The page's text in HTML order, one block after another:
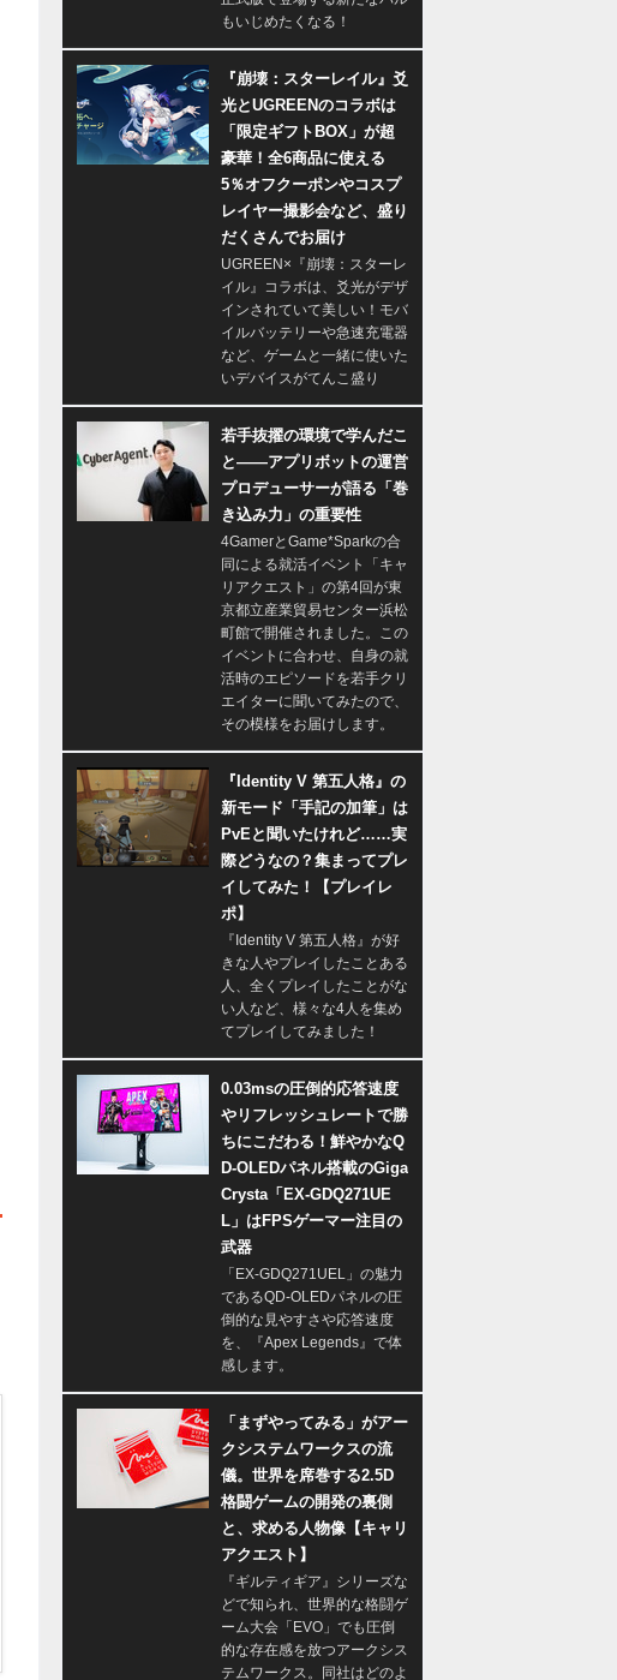
もいじめたくなる！
『崩壊：スターレイル』爻
光とUGREENのコラボは
「限定ギフトBOX」が超
豪華！全6商品に使える
5％オフクーポンやコスプ
レイヤー撮影会など、盛り
だくさんでお届け
UGREEN×『崩壊：スターレ
イル』コラボは、爻光がデザ
インされていて美しい！モバ
イルバッテリーや急速充電器
など、ゲームと一緒に使いた
いデバイスがてんこ盛り
若手抜擢の環境で学んだこ
と――アプリボットの運営
プロデューサーが語る「巻
き込み力」の重要性
4GamerとGame*Sparkの合
同による就活イベント「キャ
リアクエスト」の第4回が東
京都立産業貿易センター浜松
町館で開催されました。この
イベントに合わせ、自身の就
活時のエピソードを若手クリ
エイターに聞いてみたので、
その模様をお届けします。
『Identity V 第五人格』の
新モード「手記の加筆」は
PvEと聞いたけれど……実
際どうなの？集まってプレ
イしてみた！【プレイレ
ポ】
『Identity V 第五人格』が好
きな人やプレイしたことある
人、全くプレイしたことがな
い人など、様々な4人を集め
てプレイしてみました！
0.03msの圧倒的応答速度
やリフレッシュレートで勝
ちにこだわる！鮮やかなQ
D-OLEDパネル搭載のGiga
Crysta「EX-GDQ271UE
L」はFPSゲーマー注目の
武器
「EX-GDQ271UEL」の魅力
であるQD-OLEDパネルの圧
倒的な見やすさや応答速度
を、『Apex Legends』で体
感します。
「まずやってみる」がアー
クシステムワークスの流
儀。世界を席巻する2.5D
格闘ゲームの開発の裏側
と、求める人物像【キャリ
アクエスト】
『ギルティギア』シリーズな
どで知られ、世界的な格闘ゲ
ーム大会「EVO」でも圧倒
的な存在感を放つアークシス
テムワークス。同社はどのよ